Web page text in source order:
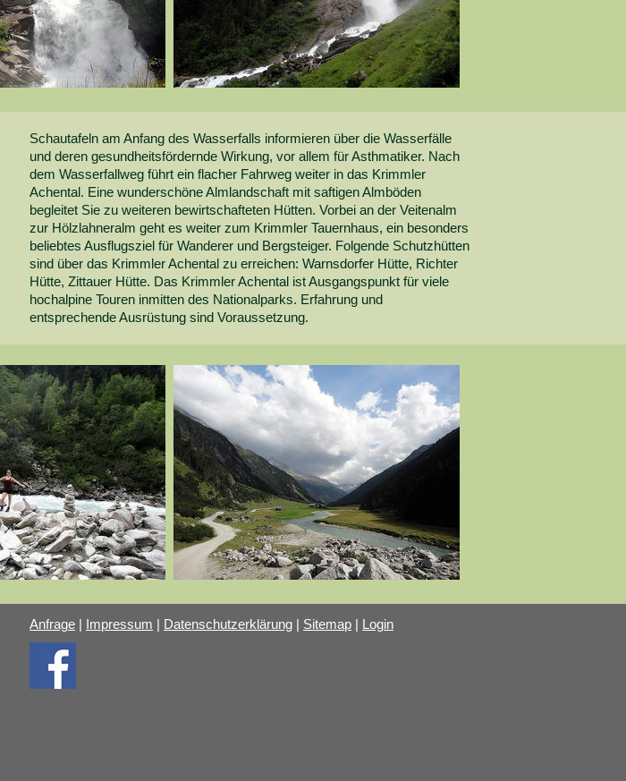
Schautafeln am Anfang des Wasserfalls informieren über die Wasserfälle
und deren gesundheitsfördernde Wirkung, vor allem für Asthmatiker. Nach
dem Wasserfallweg führt ein flacher Fahrweg weiter in das Krimmler
Achental. Eine wunderschöne Almlandschaft mit saftigen Almböden
begleitet Sie zu weiteren bewirtschafteten Hütten. Vorbei an der Veitenalm
zur Hölzlahneralm geht es weiter zum Krimmler Tauernhaus, ein besonders
beliebtes Ausflugsziel für Wanderer und Bergsteiger. Folgende Schutzhütten
sind über das Krimmler Achental zu erreichen: Warnsdorfer Hütte, Richter
Hütte, Zittauer Hütte. Das Krimmler Achental ist Ausgangspunkt für viele
hochalpine Touren inmitten des Nationalparks. Erfahrung und
entsprechende Ausrüstung sind Voraussetzung.
Anfrage Impressum Datenschutzerklärung Sitemap Login